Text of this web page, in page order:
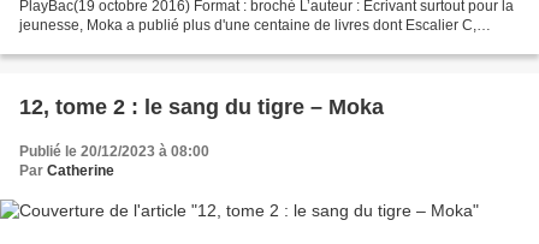
PlayBac(19 octobre 2016) Format : broché L’auteur : Écrivant surtout pour la
jeunesse, Moka a publié plus d'une centaine de livres dont Escalier C,
12, tome 2 : le sang du tigre – Moka
Publié le 20/12/2023 à 08:00
Par Catherine